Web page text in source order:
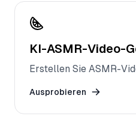
KI-ASMR-Video-
Erstellen Sie ASMR-
Ausprobieren